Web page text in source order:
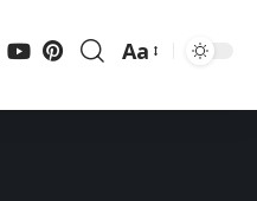
Μεγέθυνση
Aa